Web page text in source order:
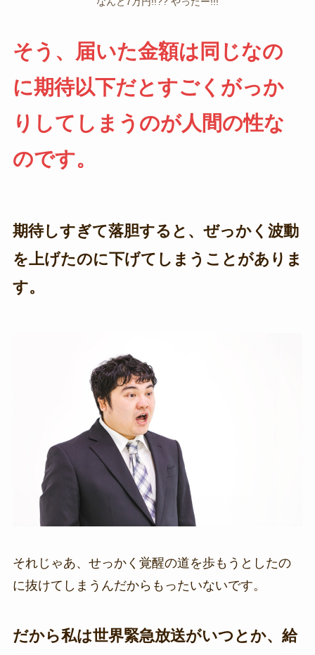
そう、届いた金額は同じなの
に期待以下だとすごくがっか
りしてしまうのが人間の性な
のです。
期待しすぎて落胆すると、ぜっかく波動
を上げたのに下げてしまうことがありま
す。
それじゃあ、せっかく覚醒の道を歩もうとしたの
に抜けてしまうんだからもったいないです。
だから私は世界緊急放送がいつとか、給